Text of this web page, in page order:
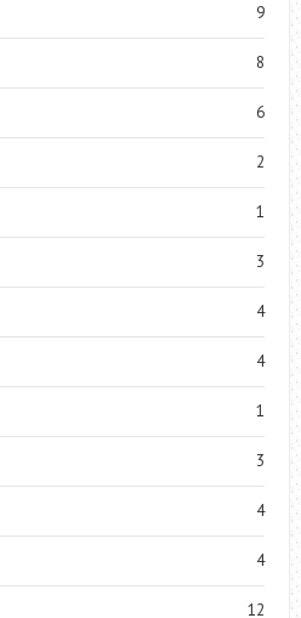
9
8
6
2
1
3
4
4
1
3
4
4
12